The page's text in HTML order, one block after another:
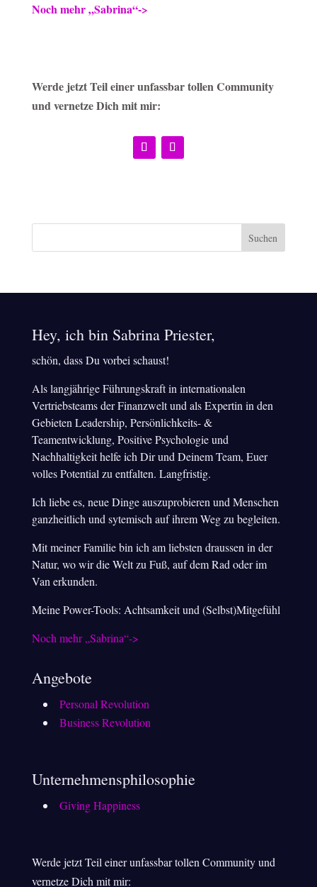
Noch mehr „Sabrina“->
Werde jetzt Teil einer unfassbar tollen Community
und vernetze Dich mit mir:
Hey, ich bin Sabrina Priester,
schön, dass Du vorbei schaust!
Als langjährige Führungskraft in internationalen
Vertriebsteams der Finanzwelt und als Expertin in den
Gebieten Leadership, Persönlichkeits- &
Teamentwicklung, Positive Psychologie und
Nachhaltigkeit helfe ich Dir und Deinem Team, Euer
volles Potential zu entfalten. Langfristig.
Ich liebe es, neue Dinge auszuprobieren und Menschen
ganzheitlich und sytemisch auf ihrem Weg zu begleiten.
Mit meiner Familie bin ich am liebsten draussen in der
Natur, wo wir die Welt zu Fuß, auf dem Rad oder im
Van erkunden.
Meine Power-Tools: Achtsamkeit und (Selbst)Mitgefühl
Noch mehr „Sabrina“->
Angebote
Personal Revolution
Business Revolution
Unternehmensphilosophie
Giving Happiness
Werde jetzt Teil einer unfassbar tollen Community und
vernetze Dich mit mir: